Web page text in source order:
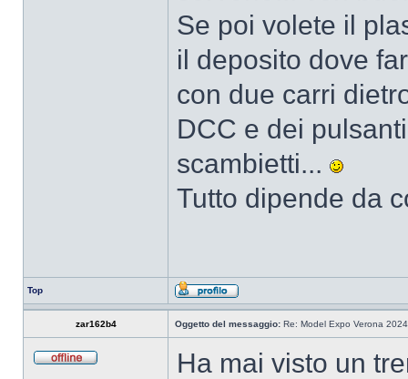
Se poi volete il
il deposito dove
con due carri
DCC e dei
scambietti...
Tutto dipende da
Top
zar162b4 Oggetto del messaggio: Re: Model Expo Verona 2024
Ha mai visto un